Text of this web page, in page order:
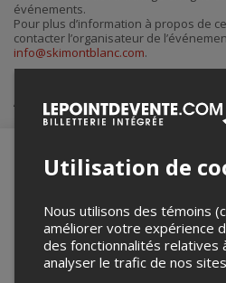
événements.
Pour plus d’information à propos de
contacter l’organisateur de
info@skimontblanc.com.
Achat de billets
robot ci-
Utilisation de
Nous utilisons des témoins
améliorer votre expérience
des fonctionnalités relatives
analyser le trafic de nos